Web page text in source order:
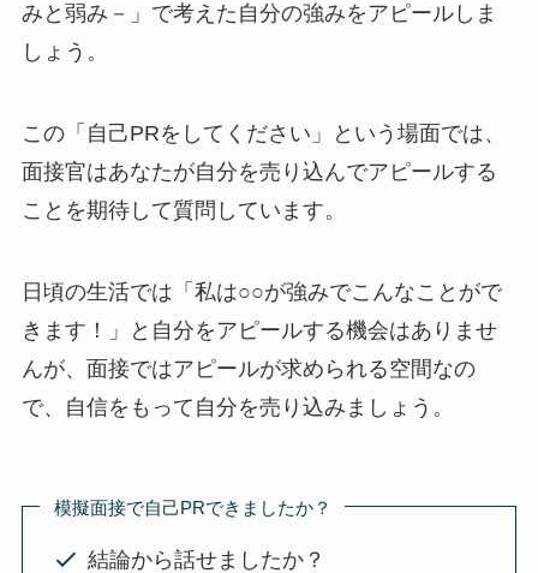
みと弱み－」で考えた自分の強みをアピールしま
しょう。
この「自己PRをしてください」という場面では、
面接官はあなたが自分を売り込んでアピールする
ことを期待して質問しています。
日頃の生活では「私は○○が強みでこんなことがで
きます！」と自分をアピールする機会はありませ
んが、面接ではアピールが求められる空間なの
で、自信をもって自分を売り込みましょう。
模擬面接で自己PRできましたか？
結論から話せましたか？